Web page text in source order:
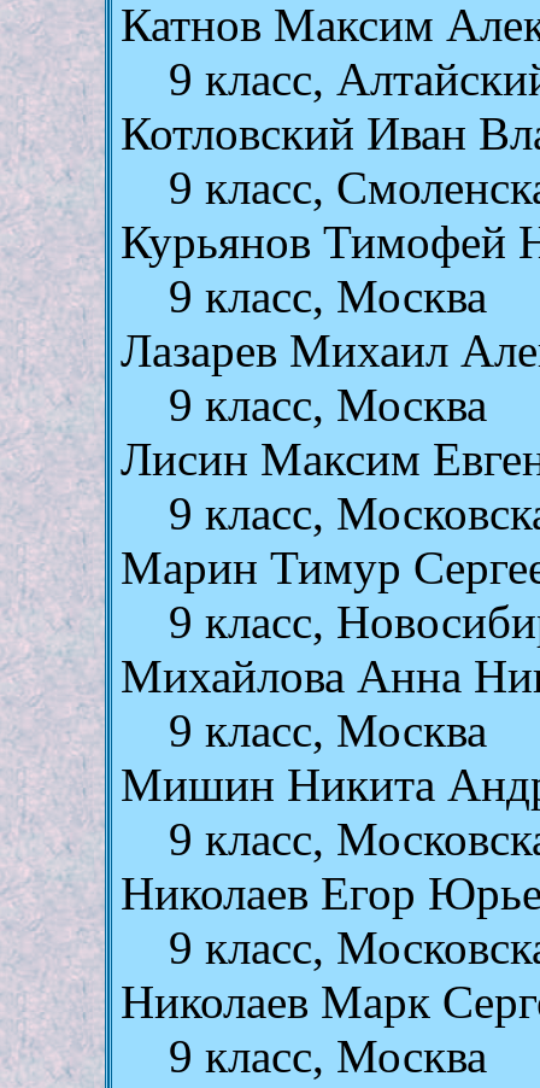
Катнов Максим
9 класс,
Котловский Иван
9 класс,
Курьянов Тимофей
9 класс, Москва
Лазарев Михаил
9 класс, Москва
Лисин Максим
9 класс,
Марин Тимур
9 класс,
Михайлова Анна
9 класс, Москва
Мишин Никита
9 класс,
Николаев Егор
9 класс,
Николаев Марк
9 класс, Москва